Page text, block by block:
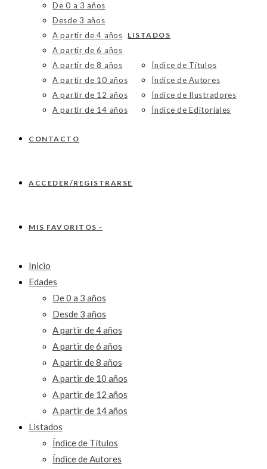
De 0 a 3 años
Desde 3 años
A partir de 4 años
A partir de 6 años
A partir de 8 años
A partir de 10 años
A partir de 12 años
A partir de 14 años
LISTADOS
Índice de Títulos
Índice de Autores
Índice de Ilustradores
Índice de Editoriales
CONTACTO
ACCEDER/REGISTRARSE
MIS FAVORITOS -
Inicio
Edades
De 0 a 3 años
Desde 3 años
A partir de 4 años
A partir de 6 años
A partir de 8 años
A partir de 10 años
A partir de 12 años
A partir de 14 años
Listados
Índice de Títulos
Índice de Autores